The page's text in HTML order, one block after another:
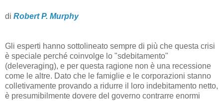
di Robert P. Murphy
Gli esperti hanno sottolineato sempre di più che questa crisi
è speciale perché coinvolge lo "sdebitamento"
(deleveraging), e per questa ragione non è una recessione
come le altre. Dato che le famiglie e le corporazioni stanno
colletivamente provando a ridurre il loro indebitamento netto,
è presumibilmente dovere del governo contrarre enormi